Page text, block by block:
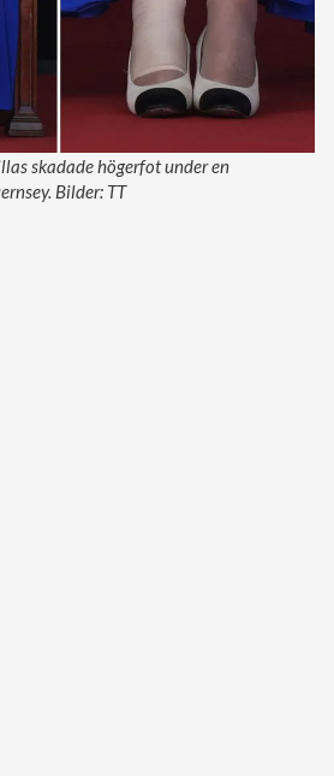
skadade högerfot under en
Bilder: TT